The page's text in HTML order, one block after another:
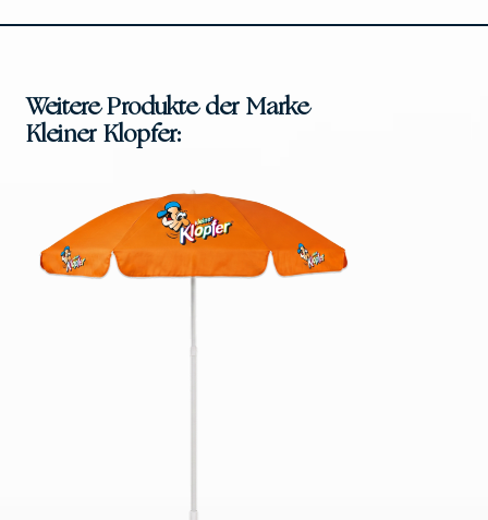
EINHEITSGRÖSSE M
Weitere Produkte der Marke
Kleiner Klopfer: